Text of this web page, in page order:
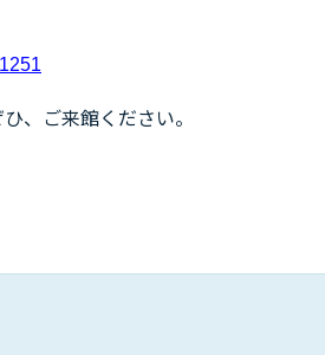
、ご来館ください。